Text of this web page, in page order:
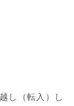
し（転入）し